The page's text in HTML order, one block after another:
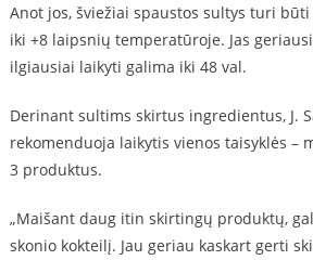
Anot jos, šviežiai spaustos sultys turi
iki +8 laipsnių temperatūroje. Jas
ilgiausiai laikyti galima iki 48 val.
Derinant sultims skirtus ingredientus, J.
rekomenduoja laikytis vienos taisyklės –
3 produktus.
„Maišant daug itin skirtingų produktų,
skonio kokteilį. Jau geriau kaskart gerti